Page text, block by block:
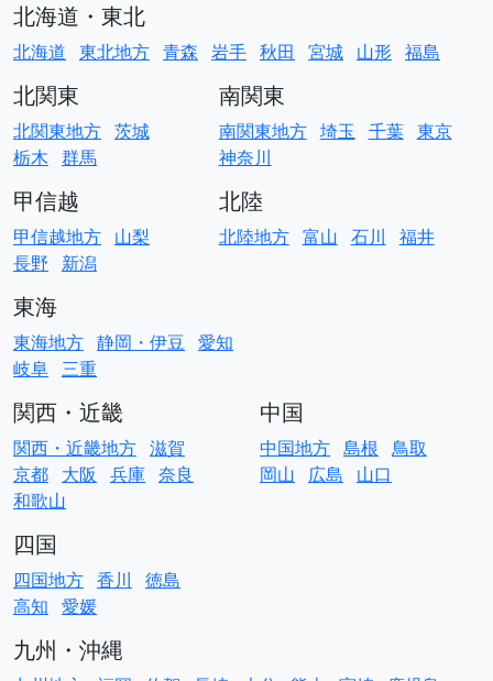
北海道・東北
北海道 東北地方 青森 岩手 秋田 宮城 山形 福島
北関東
北関東地方 茨城
栃木 群馬
南関東
南関東地方 埼玉 千葉 東京
神奈川
甲信越
甲信越地方 山梨
長野
新潟
北陸
北陸地方 富山 石川 福井
東海
東海地方 静岡・伊豆 愛知
岐阜 三重
関西・近畿
関西・近畿地方 滋賀
京都 大阪 兵庫 奈良
和歌山
中国
中国地方 島根 鳥取
岡山
広島 山口
四国
四国地方 香川
徳島
高知 愛媛
九州・沖縄